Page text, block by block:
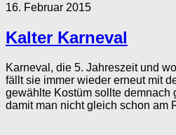
16. Februar 2015
Kalter Karneval
Karneval, die 5. Jahreszeit und
fällt sie immer wieder erneut mit
gewählte Kostüm sollte demnach
damit man nicht gleich schon am